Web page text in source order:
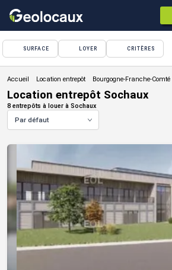
SURFACE LOYER CRITÈRES
Location entrepôt
Location entrepôt Sochaux
8 entrepôts à louer à Sochaux
Par défaut